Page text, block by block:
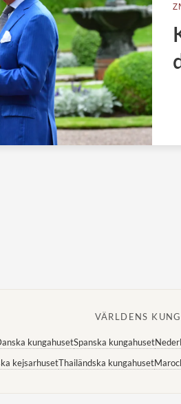
VÄRLDENS
kungahusetSpanska kungahuset
kejsarhusetThailändska kungahuset